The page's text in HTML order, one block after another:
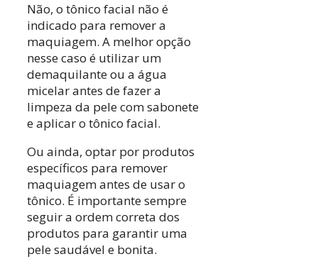
Não, o tônico facial não é
indicado para remover a
maquiagem. A melhor opção
nesse caso é utilizar um
demaquilante ou a água
micelar antes de fazer a
limpeza da pele com sabonete
e aplicar o tônico facial.
Ou ainda, optar por produtos
específicos para remover
maquiagem antes de usar o
tônico. É importante sempre
seguir a ordem correta dos
produtos para garantir uma
pele saudável e bonita.